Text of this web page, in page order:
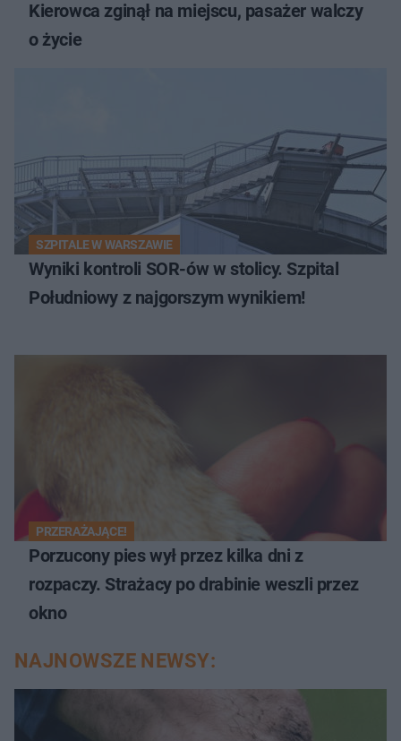
Kierowca zginął na miejscu, pasażer walczy
o życie
SZPITALE W WARSZAWIE
Wyniki kontroli SOR-ów w stolicy. Szpital
Południowy z najgorszym wynikiem!
PRZERAŻAJĄCE!
Porzucony pies wył przez kilka dni z
rozpaczy. Strażacy po drabinie weszli przez
okno
NAJNOWSZE NEWSY: